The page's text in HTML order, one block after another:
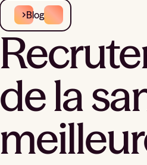
Blog
de la